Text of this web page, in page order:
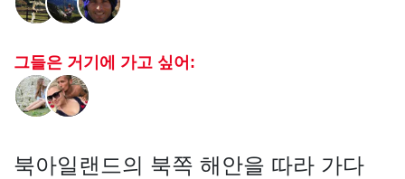
그들은 거기에 가고 싶어:
북아일랜드의 북쪽 해안을 따라 가다